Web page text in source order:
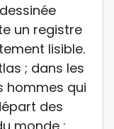
un registre
lisible.
; dans les
hommes qui
des